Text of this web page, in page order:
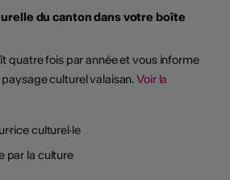
du canton dans votre boîte
quatre fois par année et vous informe
culturel valaisan.Voir la
culturel·le
par la culture